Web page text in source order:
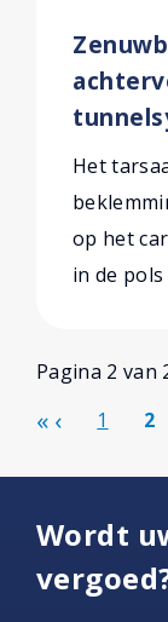
Het
op het
in de
Pagina 2 van
1
2
Wordt